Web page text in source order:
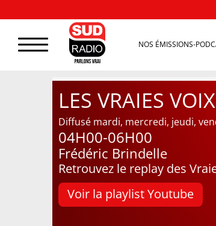
NOS ÉMISSIONS-
LES VRAIES VOIX
Diffusé mardi, mercredi, jeudi,
04H00-06H00
Frédéric Brindelle
Retrouvez le replay des
Voir la playlist Youtube